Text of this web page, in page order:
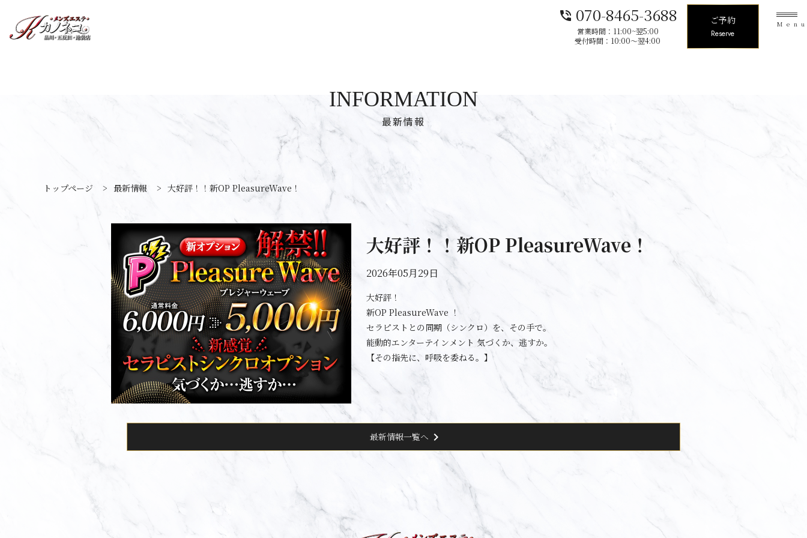
phone_in_talk 070-8465-3688
営業時間：11:00~翌5:00
受付時間：10:00〜翌4:00
ご予約
Reserve
最新情報
INFORMATION
トップページ > 最新情報 > 大好評！！新OP PleasureWave！
大好評！！新OP PleasureWave！
2026年05月29日
大好評！
新OP PleasureWave ！
セラピストとの同期（シンクロ）を、その手で。
能動的エンターテインメント 気づくか、逃すか。
【その指先に、呼吸を委ねる。】
最新情報一覧へ chevron_right